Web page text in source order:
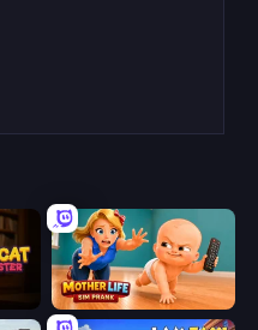
Mother Life Simulator: Prank